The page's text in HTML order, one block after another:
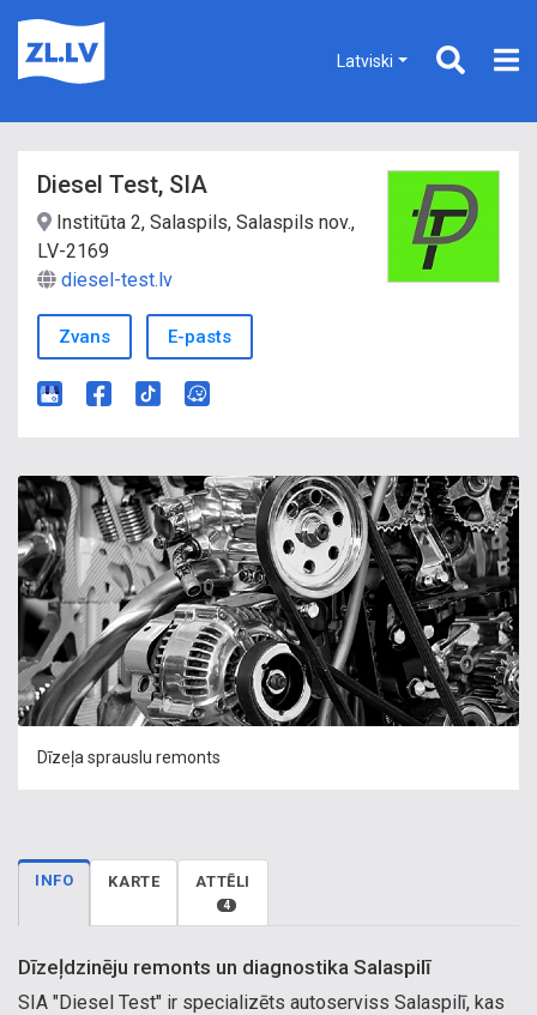
Latviski
Diesel Test, SIA
Institūta 2, Salaspils, Salaspils nov.,
LV-2169
diesel-test.lv
Zvans E-pasts
Dīzeļa sprauslu remonts
INFO KARTE ATTĒLI
4
Dīzeļdzinēju remonts un diagnostika Salaspilī
SIA "Diesel Test" ir specializēts autoserviss Salaspilī, kas